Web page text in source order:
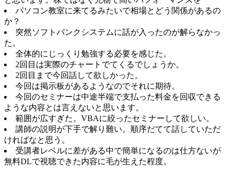
パソコン教室に来てるみたいで相場とどう関係があるの
か？
突然ソフトバンクシステムに話が入ったのが解らなかっ
た。
全体的にじっくり勉強する必要を感じた。
2回目は実際のチャートでてくるでしょうか。
2回目まで今回話して欲しかった。
今回は掲示板があるようなのでそれに期待。
今回のセミナーは中途半端で支払った料金を回収できる
ような内容とは言えないと思います。
範囲が広すぎた。VBAに絞ったセミナーして欲しい。
講師の説明が下手で解り難い。順序だてて話していただ
ければなと思う。
受講者レベルに差がある中で簡単になるのは仕方ないが
無料DLで視聴できた内容に毛が生えた程度。